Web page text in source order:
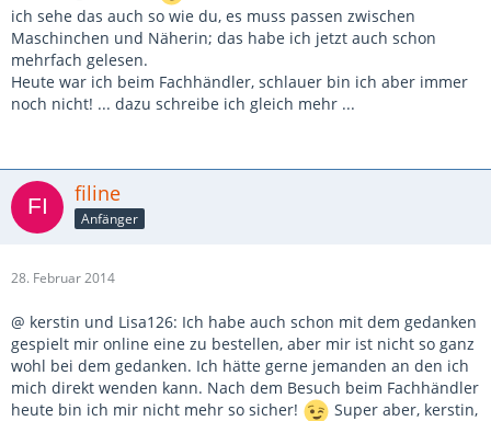
ich sehe das auch so wie du, es muss passen zwischen
Maschinchen und Näherin; das habe ich jetzt auch schon
mehrfach gelesen.
Heute war ich beim Fachhändler, schlauer bin ich aber immer
noch nicht! ... dazu schreibe ich gleich mehr ...
filine
Anfänger
28. Februar 2014
@ kerstin und Lisa126: Ich habe auch schon mit dem gedanken
gespielt mir online eine zu bestellen, aber mir ist nicht so ganz
wohl bei dem gedanken. Ich hätte gerne jemanden an den ich
mich direkt wenden kann. Nach dem Besuch beim Fachhändler
heute bin ich mir nicht mehr so sicher!
Super aber, kerstin,